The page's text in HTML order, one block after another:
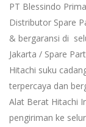
PT Blessindo
Distributor Spare
& bergaransi di
Jakarta / Spare
Hitachi suku
terpercaya dan
Alat Berat Hitachi
pengiriman ke